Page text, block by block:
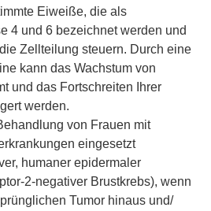
Eiweiße, die als
4 und 6 bezeichnet werden und
Zellteilung steuern. Durch eine
kann das Wachstum von
und das Fortschreiten Ihrer
werden.
von Frauen mit
eingesetzt
humaner epidermaler
2-negativer Brustkrebs), wenn
Tumor hinaus und/